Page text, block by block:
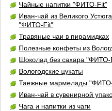
Чайные напитки "ФИТО-Fit"
Иван-чай из Великого Устюга
"ФИТО-Fit"
Травяные чаи в пирамидках
Полезные конфеты из
Шоколад без сахара "ФИТО-
Вологодские цукаты
Таежные мармелады
Иван-чай в сувенирной
Чага и напитки из чаги